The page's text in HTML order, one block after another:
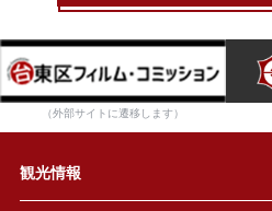
（外部サイトに遷移します）
観光情報